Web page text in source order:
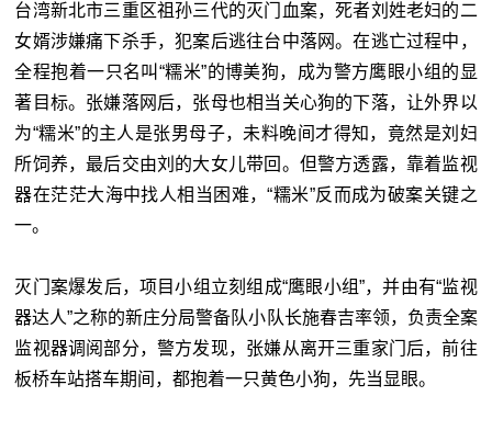
台湾新北市三重区祖孙三代的灭门血案，死者刘姓老妇的二
女婿涉嫌痛下杀手，犯案后逃往台中落网。在逃亡过程中，
全程抱着一只名叫“糯米”的博美狗，成为警方鹰眼小组的显
著目标。张嫌落网后，张母也相当关心狗的下落，让外界以
为“糯米”的主人是张男母子，未料晚间才得知，竟然是刘妇
所饲养，最后交由刘的大女儿带回。但警方透露，靠着监视
器在茫茫大海中找人相当困难，“糯米”反而成为破案关键之
一。
灭门案爆发后，项目小组立刻组成“鹰眼小组”，并由有“监视
器达人”之称的新庄分局警备队小队长施春吉率领，负责全案
监视器调阅部分，警方发现，张嫌从离开三重家门后，前往
板桥车站搭车期间，都抱着一只黄色小狗，先当显眼。